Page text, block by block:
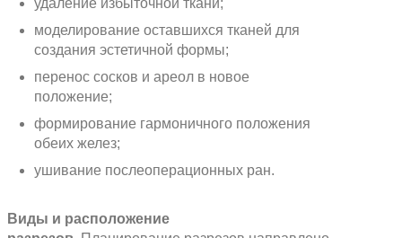
удаление избыточной ткани;
моделирование оставшихся тканей для
создания эстетичной формы;
перенос сосков и ареол в новое
положение;
формирование гармоничного положения
обеих желез;
ушивание послеоперационных ран.
Виды и расположение